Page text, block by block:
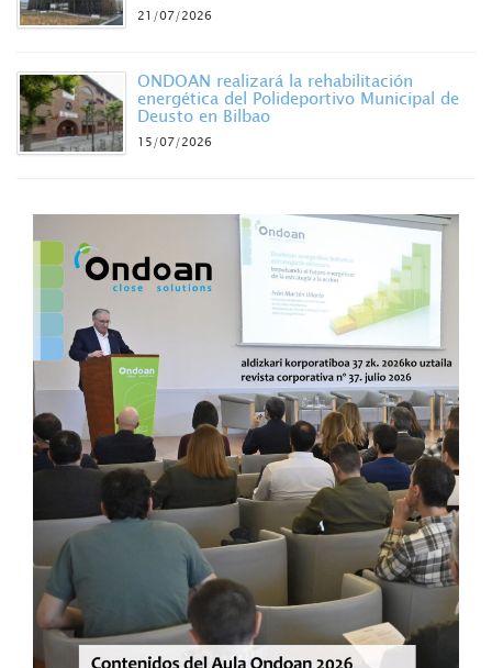
21/07/2026
ONDOAN realizará la rehabilitación
energética del Polideportivo Municipal de
Deusto en Bilbao
15/07/2026